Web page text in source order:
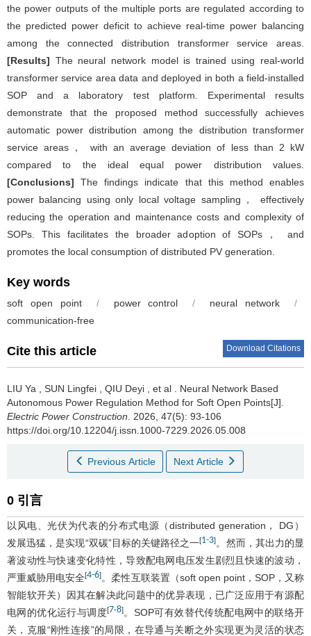
the power outputs of the multiple ports are regulated according to
the predicted power deficit to achieve real-time power balancing
among the connected distribution transformer service areas.
[Results] The neural network model is trained using real-world
transformer service area data and deployed in both a field-installed
SOP and a laboratory test platform. Experimental results
demonstrate that the proposed method successfully achieves
automatic power distribution among the distribution transformer
service areas， with an average deviation of less than 2 kW
compared to the ideal equal power distribution values.
[Conclusions] The findings indicate that this method enables
power balancing using only local voltage sampling， effectively
reducing the operation and maintenance costs and complexity of
SOPs. This facilitates the broader adoption of SOPs， and
promotes the local consumption of distributed PV generation.
Key words
soft open point / power control / neural network
/
communication-free
Cite this article Download Citations
LIU Ya SUN Lingfei QIU Deyi et al
Neural Network Based
Autonomous Power Regulation Method for Soft Open Points[J].
Electric Power Construction . 2026, 47(5): 93-106
https://doi.org/10.12204/j.issn.1000-7229.2026.05.008
Previous Article Next Article
0 引言
以风电、光伏为代表的分布式电源（distributed generation， DG）
发展迅猛，是实现“双碳”目标的关键路径之一[1-3]。然而，其出力的显
著波动性与快速变化特性，导致配电网电压发生剧烈且快速的波动，
严重威胁用电安全[4-6]。柔性互联装置（soft open point，SOP，又称
智能软开关）因其在解决此问题中的优异表现，已广泛应用于有源配
电网的优化运行与调度[7-8]。SOP可有效替代传统配电网中的联络开
关，克服“刚性连接”的局限，在导通与关断之外实现更为灵活的状态